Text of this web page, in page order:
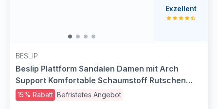
BESLIP
Beslip Plattform Sandalen Damen mit Arch
Support Komfortable Schaumstoff Rutschen
Leichte Dicke Sohlen Verstellbare Schnalle Ultra
Cushion,Schwarz Frauen Größe 39 EU
15% Rabatt Befristetes Angebot
Exzellent